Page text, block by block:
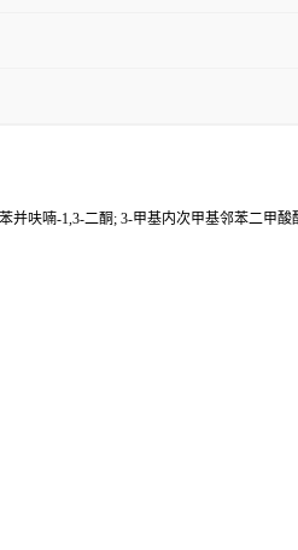
呋喃-1,3-二酮; 3-甲基内次甲基邻苯二甲